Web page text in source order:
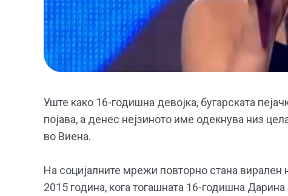
Уште како 16-годишна девојка, бугарската
појава, а денес нејзиното име одекнува низ
во Виена.
На социјалните мрежи повторно стана вирален
2015 година, кога тогашната 16-годишна